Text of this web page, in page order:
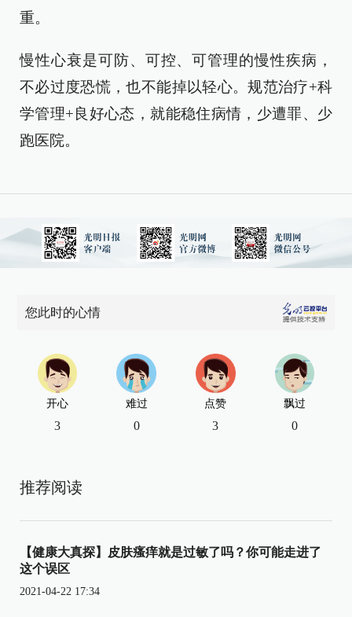
重。
慢性心衰是可防、可控、可管理的慢性疾病，
不必过度恐慌，也不能掉以轻心。规范治疗+科
学管理+良好心态，就能稳住病情，少遭罪、少
跑医院。
您此时的心情
开心
3
难过
0
点赞
3
飘过
0
推荐阅读
【健康大真探】皮肤瘙痒就是过敏了吗？你可能走进了
这个误区
2021-04-22 17:34